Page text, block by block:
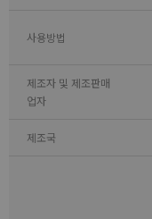
사용방법
제조자 및 제조판매
업자
제조국